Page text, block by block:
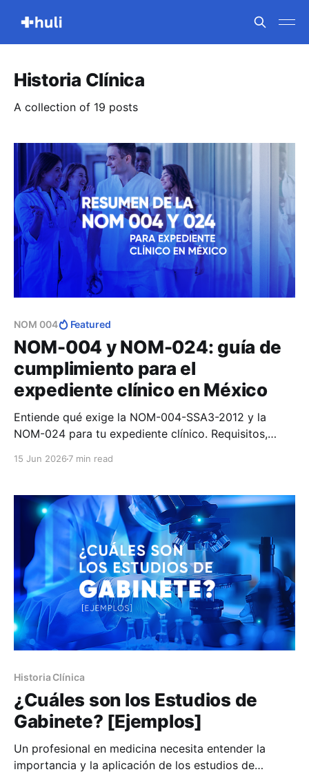
Historia Clínica
A collection of 19 posts
NOM 004 Featured
NOM-004 y NOM-024: guía de
cumplimiento para el
expediente clínico en México
Entiende qué exige la NOM-004-SSA3-2012 y la
NOM-024 para tu expediente clínico. Requisitos,
15 Jun 2026 7 min read
Historia Clínica
¿Cuáles son los Estudios de
Gabinete? [Ejemplos]
Un profesional en medicina necesita entender la
importancia y la aplicación de los estudios de